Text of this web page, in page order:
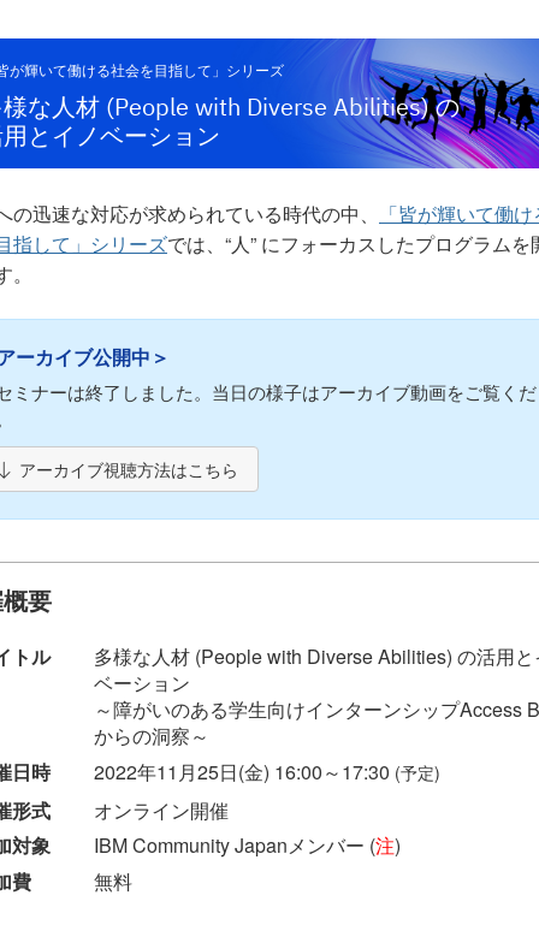
が輝いて働ける社会を目指して」シリーズ
な人材 (People with Diverse Abilities) の
とイノベーション
の迅速な対応が求められている時代の中、
「皆が輝いて働
指して」シリーズでは、“人” にフォーカスしたプログラムを
ーカイブ公開中＞
ミナーは終了しました。当日の様子はアーカイブ動画をご覧く
アーカイブ視聴方法はこちら
要
トル
多様な人材 (People with Diverse Abilities) の活用
ベーション
～障がいのある学生向けインターンシップAccess
からの洞察～
日時
2022年11月25日(金) 16:00～17:30 (予定)
形式
オンライン開催
対象
IBM Community Japanメンバー (注)
費
無料